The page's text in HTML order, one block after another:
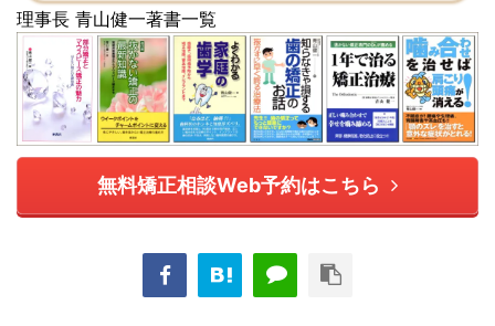
理事長 青山健一著書一覧
無料矯正相談Web予約はこちら